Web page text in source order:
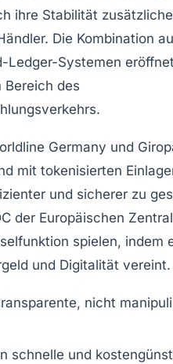
ihre Stabilität zusätzliche
Die Kombination
Ledger-Systemen
Bereich des
Germany und
mit tokenisierten
und sicherer zu
der Europäischen
spielen, indem
und Digitalität vereint.
nicht
schnelle und